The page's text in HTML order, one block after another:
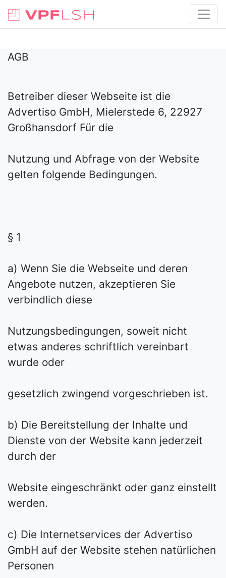
AGB
Betreiber dieser Webseite ist die
Advertiso GmbH, Mielerstede 6, 22927
Großhansdorf Für die
Nutzung und Abfrage von der Website
gelten folgende Bedingungen.
§ 1
a) Wenn Sie die Webseite und deren
Angebote nutzen, akzeptieren Sie
verbindlich diese
Nutzungsbedingungen, soweit nicht
etwas anderes schriftlich vereinbart
wurde oder
gesetzlich zwingend vorgeschrieben ist.
b) Die Bereitstellung der Inhalte und
Dienste von der Website kann jederzeit
durch der
Website eingeschränkt oder ganz einstellt
werden.
c) Die Internetservices der Advertiso
GmbH auf der Website stehen natürlichen
Personen